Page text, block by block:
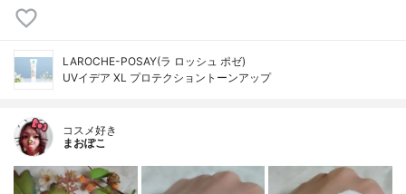
LAROCHE-POSAY(ラ ロッシュ ポゼ)
UVイデア XL プロテクショントーンアップ
コスメ好き
まおぽこ